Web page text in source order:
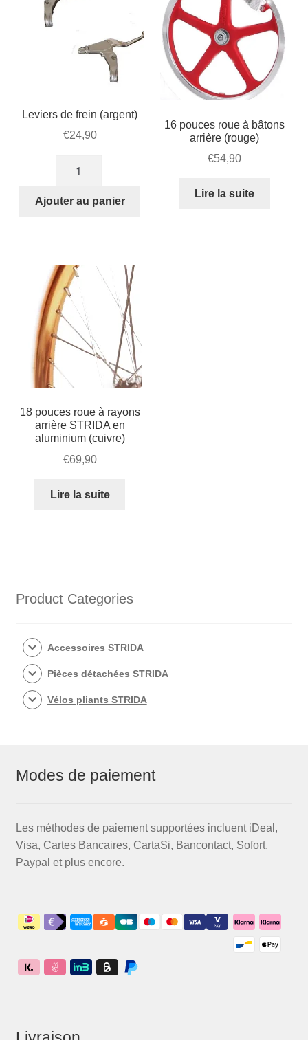
Leviers de frein (argent)
€24,90
Leviers
Ajouter au panier
16 pouces roue à bâtons
arrière (rouge)
€54,90
Lire la suite
18 pouces roue à rayons
arrière STRIDA en
aluminium (cuivre)
€69,90
Lire la suite
Product Categories
Accessoires STRIDA
Pièces détachées STRIDA
Vélos pliants STRIDA
Modes de paiement
Les méthodes de paiement supportées incluent iDeal,
Visa, Cartes Bancaires, CartaSi, Bancontact, Sofort,
Paypal et plus encore.